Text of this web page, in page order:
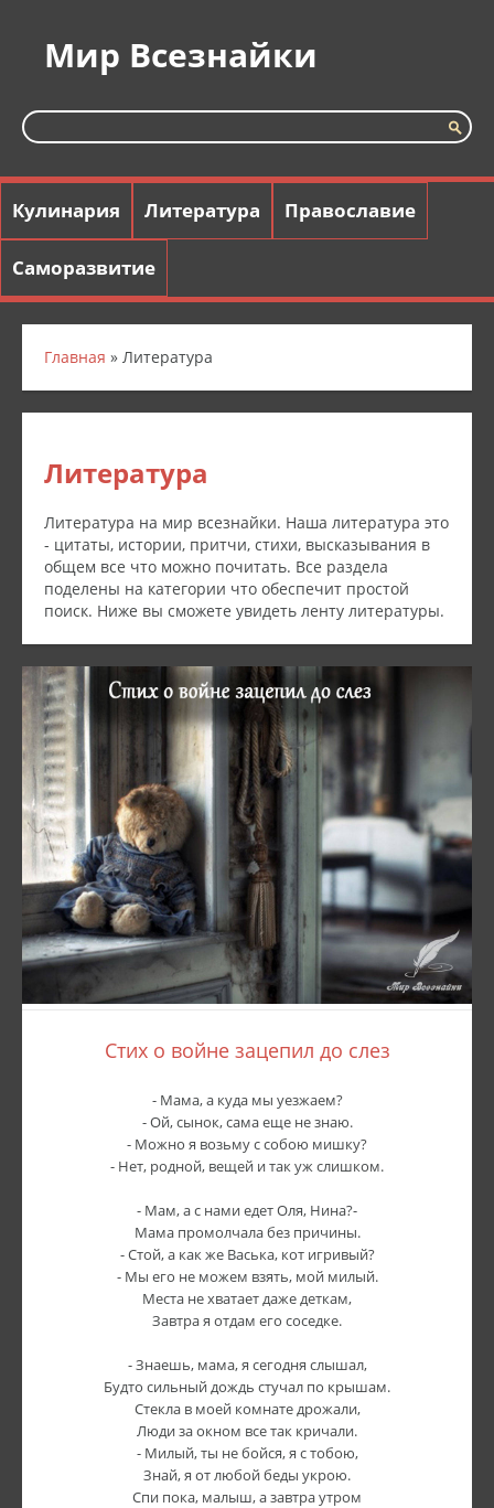
Мир Всезнайки
Кулинария Литература Православие
Саморазвитие
Главная » Литература
Литература
Литература на мир всезнайки. Наша литература это
- цитаты, истории, притчи, стихи, высказывания в
общем все что можно почитать. Все раздела
поделены на категории что обеспечит простой
поиск. Ниже вы сможете увидеть ленту литературы.
Стих о войне зацепил до слез
- Мама, а куда мы уезжаем?
- Ой, сынок, сама еще не знаю.
- Можно я возьму с собою мишку?
- Нет, родной, вещей и так уж слишком.
- Мам, а с нами едет Оля, Нина?-
Мама промолчала без причины.
- Стой, а как же Васька, кот игривый?
- Мы его не можем взять, мой милый.
Места не хватает даже деткам,
Завтра я отдам его соседке.
- Знаешь, мама, я сегодня слышал,
Будто сильный дождь стучал по крышам.
Стекла в моей комнате дрожали,
Люди за окном все так кричали.
- Милый, ты не бойся, я с тобою,
Знай, я от любой беды укрою.
Спи пока, малыш, а завтра утром